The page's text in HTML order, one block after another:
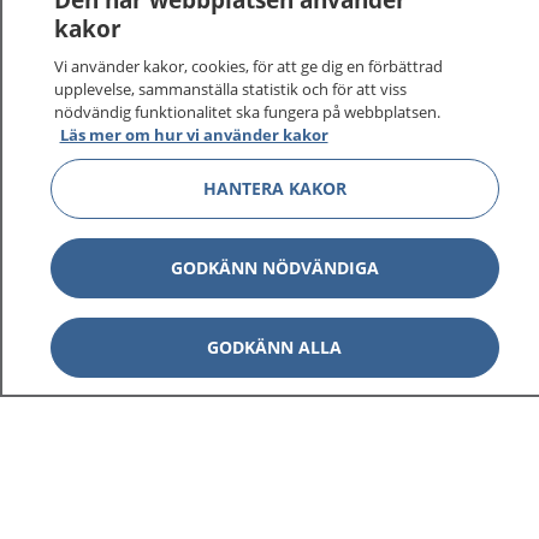
På 1177.se får du råd om hälsa och information om
sjukdomar och vilka mottagningar du kan kontakta.
Logga in för att läsa din journal och göra dina
vårdärenden. Ring telefonnummer 1177 för
sjukvårdsrådgivning dygnet runt.
1177 ger dig råd när du vill må bättre.
1177 på flera språk Visa
kakor
Vi använder kakor, cookies, för att ge dig en förbättrad
upplevelse, sammanställa statistik och för att viss
nödvändig funktionalitet ska fungera på webbplatsen.
Läs mer om hur vi använder kakor
HANTERA KAKOR
GODKÄNN NÖDVÄNDIGA
GODKÄNN ALLA